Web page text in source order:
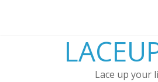
Lace up your